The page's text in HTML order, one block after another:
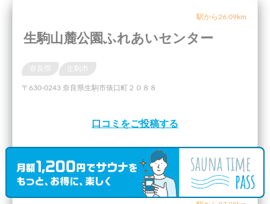
駅から26.09km
生駒山麓公園ふれあいセンター
奈良県
〒630-0243 奈良県生駒市俵口町２０８８
口コミをご投稿する